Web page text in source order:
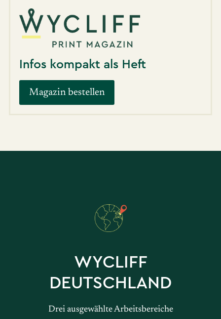
Infos kompakt als Heft
Magazin bestellen
WYCLIFF
DEUTSCHLAND
Drei ausgewählte Arbeitsbereiche